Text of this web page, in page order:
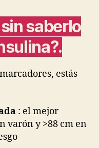
saberlo
.
estás
: el mejor
varón y >88 cm en